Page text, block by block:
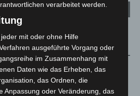
neue Notfallsanitäter starten beim
verarbeitet werden.
mit oder ohne Hilfe
ausgeführte Vorgang oder
im Zusammenhang mit
Daten wie das Erheben, das
das Ordnen, die
Anpassung oder Veränderung, das